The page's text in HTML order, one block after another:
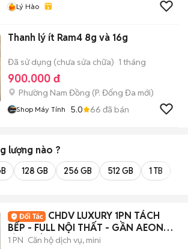
Lý Hào
Thanh lý ít Ram4 8g và 16g
Đã sử dụng (chưa sửa chữa) 1 tháng
900.000 đ
Phường Nam Đồng (P. Đống Đa mới)
Shop Máy Tính 5.0 66 đã bán
lượng nào ?
128 GB 256 GB 512 GB 1 TB
CHDV LUXURY 1PN TÁCH
BẾP - FULL NỘI THẤT - GẦN AEON
BÌNH TÂN
1 PN Căn hộ dịch vụ, mini